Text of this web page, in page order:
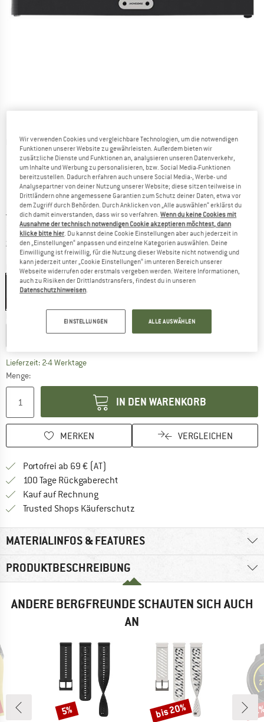
Detailansichten
Ursprünglicher Preis :
38,95€
Preis:
37,00€ inkl. MwSt.
zzgl. VersandkostenInformationen zu den Versandkosten. Öffnet sich in
Farbe:Black
Black
Size L - 96-160 cm Size M - 70-110 cm Size S - 56-82 cm
Lieferzeit: 2-4 WerktageDer Link öffnet sich in einer Infobox und
Menge:
IN DEN WARENKORB
MERKEN VERGLEICHEN
Portofrei ab 69 € (AT)
100 Tage Rückgaberecht
Kauf auf RechnungFinde die Zahlungs-Infos hier! Öffnet
Trusted Shops Käuferschutz
MATERIALINFOS & FEATURES
PRODUKTBESCHREIBUNG
ANDERE BERGFREUNDE SCHAUTEN SICH AUCH
AN
Rabatt
5% Rabatt
bis 20%
Wir verwenden Cookies und vergleichbare Technologien, um die notwendigen
Funktionen unserer Website zu gewährleisten. Außerdem bieten wir
zusätzliche Dienste und Funktionen an, analysieren unseren Datenverkehr,
um Inhalte und Werbung zu personalisieren, bzw. Social Media-Funktionen
bereitzustellen. Dadurch erfahren auch unsere Social Media-, Werbe- und
Analysepartner von deiner Nutzung unserer Website; diese sitzen teilweise in
Drittländern ohne angemessene Garantien zum Schutz deiner Daten, etwa vor
dem Zugriff durch Behörden. Durch Anklicken von „Alle auswählen“ erklärst du
dich damit einverstanden, dass wir so verfahren.Wenn du keine Cookies mit
Ausnahme der technisch notwendigen Cookie akzeptieren möchtest, dann
klicke bitte hier. Du kannst deine Cookie Einstellungen aber auch jederzeit in
den „Einstellungen“ anpassen und einzelne Kategorien auswählen. Deine
Einwilligung ist freiwillig, für die Nutzung dieser Website nicht notwendig und
kann jederzeit unter „Cookie Einstellungen“ im unteren Bereich unserer
Webseite widerrufen oder erstmals vergeben werden. Weitere Informationen,
auch zu Risiken der Drittlandstransfers, findest du in unseren
Datenschutzhinweisen.
EINSTELLUNGEN ALLE AUSWÄHLEN